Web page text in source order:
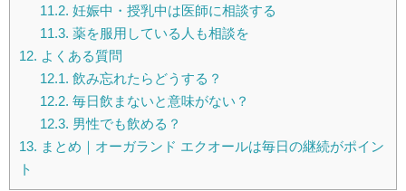
11.2. 妊娠中・授乳中は医師に相談する
11.3. 薬を服用している人も相談を
12. よくある質問
12.1. 飲み忘れたらどうする？
12.2. 毎日飲まないと意味がない？
12.3. 男性でも飲める？
13. まとめ｜オーガランド エクオールは毎日の継続がポイン
ト